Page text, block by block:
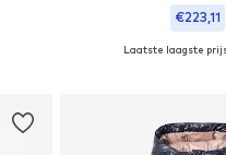
€223,11
Beschikbare
Laatste laagste